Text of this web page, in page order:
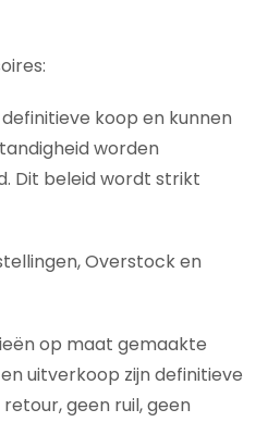
koop en kunnen
worden
Dit beleid wordt strikt
Overstock en
op maat gemaakte
uitverkoop zijn definitieve
geen ruil, geen